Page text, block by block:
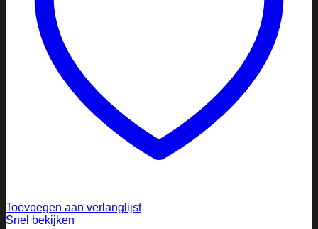
Toevoegen aan verlanglijst
Snel bekijken